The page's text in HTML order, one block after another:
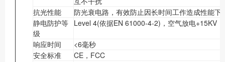
抗光性能
防光衰电路，有效防止因长时间工作造成性能下
静电防护等
级
Level 4(依据EN 61000-4-2)，空气放电+15KV
响应时间
<6毫秒
安全标准
CE，FCC